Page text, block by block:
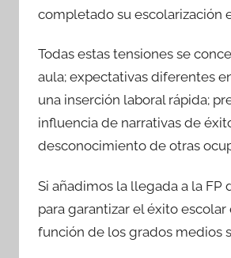
completado su escolarización
Todas estas tensiones se
aula; expectativas diferentes
una inserción laboral rápida;
influencia de narrativas de
desconocimiento de otras
Si añadimos la llegada a la
para garantizar el éxito
función de los grados medios